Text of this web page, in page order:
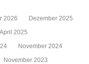
2026
Dezember 2025
April 2025
November 2024
November 2023